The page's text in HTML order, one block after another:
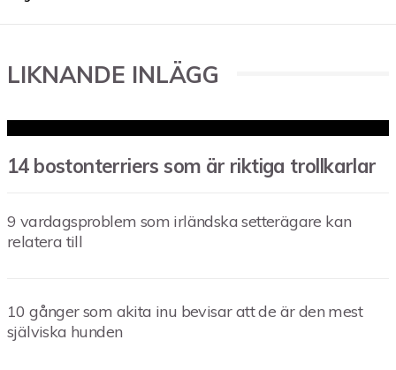
LIKNANDE INLÄGG
14 bostonterriers som är riktiga trollkarlar
9 vardagsproblem som irländska setterägare kan
relatera till
10 gånger som akita inu bevisar att de är den mest
själviska hunden